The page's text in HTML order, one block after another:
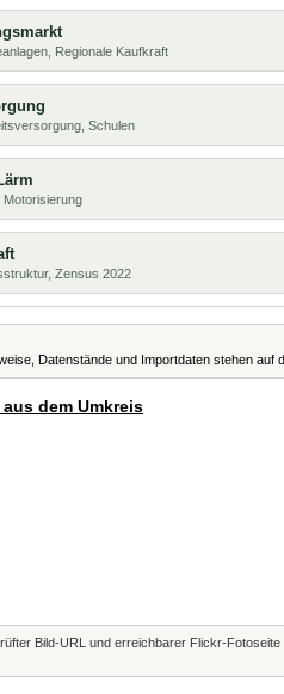
Regionale Kaufkraft
Schulen
Zensus 2022
Datenstände und Importdaten stehen auf
dem Umkreis
Bild-URL und erreichbarer Flickr-